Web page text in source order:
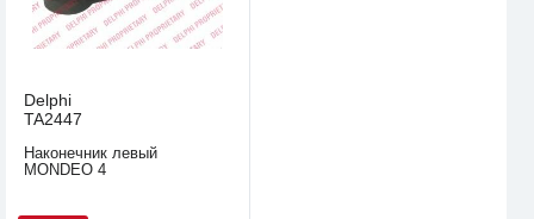
Delphi
TA2447
Наконечник левый
MONDEO 4